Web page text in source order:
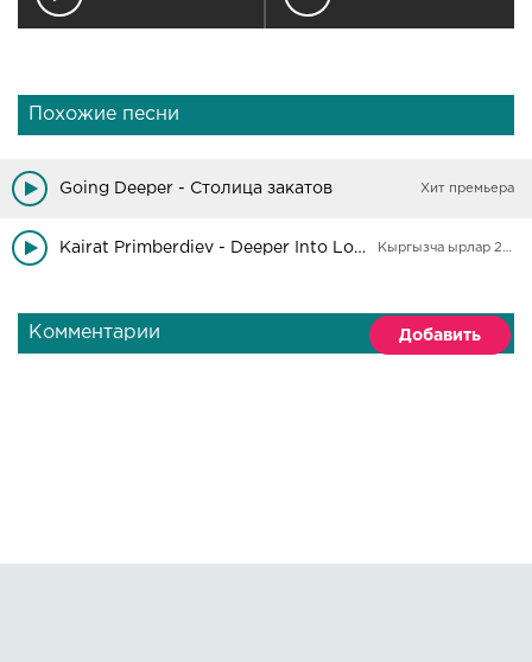
Похожие песни
Going Deeper - Столица закатов Хит премьера
Kairat Primberdiev - Deeper Into Love Кыргызча ырлар 2025
Комментарии Добавить